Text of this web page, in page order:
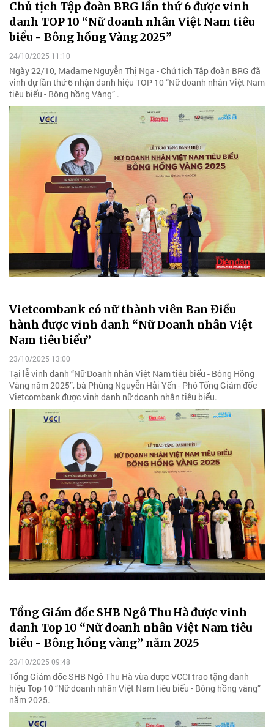
Chủ tịch Tập đoàn BRG lần thứ 6 được vinh
danh TOP 10 “Nữ doanh nhân Việt Nam tiêu
biểu - Bông hồng Vàng 2025”
24/10/2025 11:10
Ngày 22/10, Madame Nguyễn Thị Nga - Chủ tịch Tập đoàn BRG đã
vinh dự lần thứ 6 nhận danh hiệu TOP 10 “Nữ doanh nhân Việt Nam
tiêu biểu - Bông hồng Vàng” .
Vietcombank có nữ thành viên Ban Điều
hành được vinh danh “Nữ Doanh nhân Việt
Nam tiêu biểu”
23/10/2025 13:00
Tại lễ vinh danh “Nữ Doanh nhân Việt Nam tiêu biểu - Bông Hồng
Vàng năm 2025”, bà Phùng Nguyễn Hải Yến - Phó Tổng Giám đốc
Vietcombank được vinh danh nữ doanh nhân tiêu biểu.
Tổng Giám đốc SHB Ngô Thu Hà được vinh
danh Top 10 “Nữ doanh nhân Việt Nam tiêu
biểu - Bông hồng vàng” năm 2025
23/10/2025 09:48
Tổng Giám đốc SHB Ngô Thu Hà vừa được VCCI trao tặng danh
hiệu Top 10 “Nữ doanh nhân Việt Nam tiêu biểu - Bông hồng vàng”
năm 2025.